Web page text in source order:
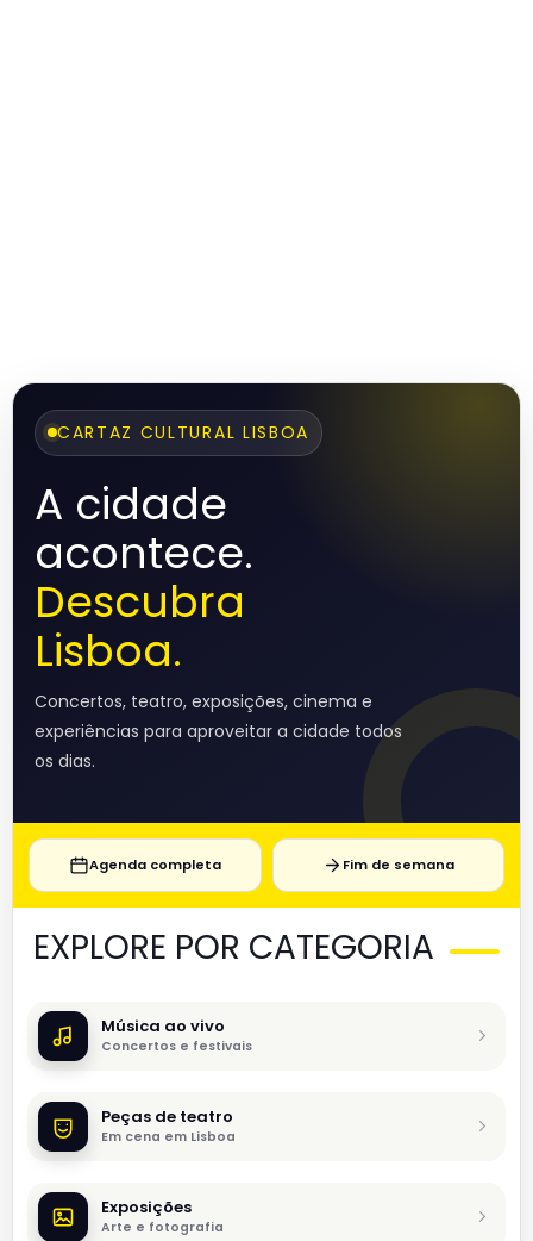
CARTAZ CULTURAL LISBOA
A cidade
acontece.
Descubra
Lisboa.
Concertos, teatro, exposições, cinema e
experiências para aproveitar a cidade todos
os dias.
Agenda completa Fim de semana
EXPLORE POR CATEGORIA
Música ao vivo
Concertos e festivais
Peças de teatro
Em cena em Lisboa
Exposições
Arte e fotografia